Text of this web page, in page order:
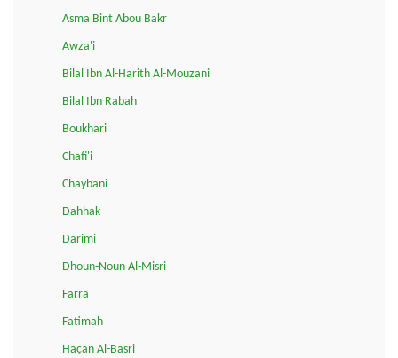
Asma Bint Abou Bakr
Awza'i
Bilal Ibn Al-Harith Al-Mouzani
Bilal Ibn Rabah
Boukhari
Chafi'i
Chaybani
Dahhak
Darimi
Dhoun-Noun Al-Misri
Farra
Fatimah
Haçan Al-Basri